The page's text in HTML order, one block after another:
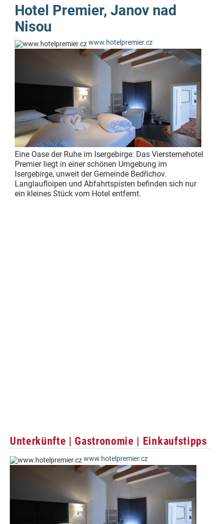
Hotel Premier, Janov nad
Nisou
www.hotelpremier.cz
Eine Oase der Ruhe im Isergebirge: Das Viersternehotel
Premier liegt in einer schönen Umgebung im
Isergebirge, unweit der Gemeinde Bedřichov.
Langlaufloipen und Abfahrtspisten befinden sich nur
ein kleines Stück vom Hotel entfernt.
Unterkünfte | Gastronomie | Einkaufstipps
www.hotelpremier.cz